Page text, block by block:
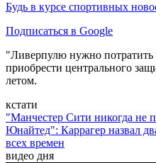
Будь в курсе спортивных
Подписаться в Google
"Ливерпулю нужно потратить
приобрести центрального
летом.
кстати
"Манчестер Сити никогда не
Юнайтед": Каррагер назвал
всех времен
видео дня